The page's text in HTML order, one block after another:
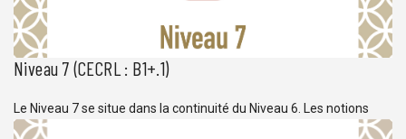
Niveau 7 (CECRL : B1+.1)
Le Niveau 7 se situe dans la continuité du Niveau 6. Les notions
étudiées permettent aux apprennants de développer des